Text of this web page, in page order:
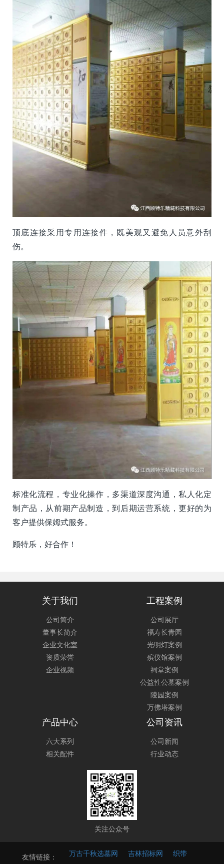
顶底连接采用专用连接件，既美观又避免人员意外刮
伤。
标准化流程，专业化操作，多渠道深度沟通，私人化定
制产品，从前期产品制造，到后期运营系统，更好的为
客户提供保姆式服务。
顾特乐，好合作！
关于我们
公司简介
董事长简介
企业文化室
资质荣誉
企业视频
工程案例
公司展厅
福寿长青园
光明灯案例
殡仪馆案例
祠堂案例
公益性公墓案例
陵园案例
万佛塔案例
产品中心
六大系列
相关配件
公司资讯
公司新闻
行业动态
关注公众号
友情链接： 万古千秋选墓网 吉林招标网
织带